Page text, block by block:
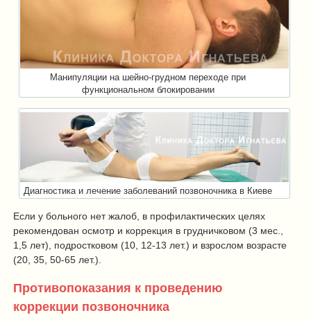
Манипуляции на шейно-грудном переходе при
функциональном блокировании
Диагностика и лечение заболеваний позвоночника в Киеве
Если у больного нет жалоб, в профилактических целях
рекомендован осмотр и коррекция в грудничковом (3 мес.,
1,5 лет), подростковом (10, 12-13 лет.) и взрослом возрасте
(20, 35, 50-65 лет.).
Противопоказания к проведению
коррекции позвоночника